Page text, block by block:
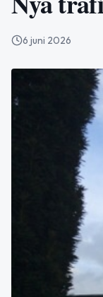
6 juni 2026